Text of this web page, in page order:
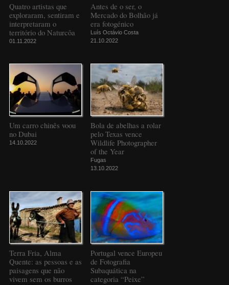
Quatro artistas que
exploraram, sentiram e
interpretaram o
território do Naturcôa
01.11.2022
Antes de o ser, o
Mercado do Bolhão já
era fotogénico
Luís Octávio Costa
21.10.2022
Um carro chinês voou
no Dubai
14.10.2022
Bola de abelhas a rolar
pelo Texas vence
Wildlife Photographer
of the Year
Fugas
13.10.2022
Terra Fria, Alma
Quente: as pessoas e as
paisagens que não
vivem sem os burros
Portugal vence Europeu
de Fotografia
Subaquática na
categoria “Peixe”